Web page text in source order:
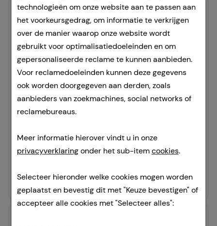
technologieën om onze website aan te passen aan
het voorkeursgedrag, om informatie te verkrijgen
over de manier waarop onze website wordt
gebruikt voor optimalisatiedoeleinden en om
gepersonaliseerde reclame te kunnen aanbieden.
Voor reclamedoeleinden kunnen deze gegevens
ook worden doorgegeven aan derden, zoals
aanbieders van zoekmachines, social networks of
reclamebureaus.
Meer informatie hierover vindt u in onze
privacyverklaringonder het sub-itemcookies.
Selecteer hieronder welke cookies mogen worden
geplaatst en bevestig dit met "Keuze bevestigen" of
accepteer alle cookies met "Selecteer alles":
AUDISPRAY ultra Ohrenspray
Cooper Consumer Health Deutschland GmbH
15251630
Doorgaans gereed voor verzending binnen 24-36 uur.
13,77 €¹